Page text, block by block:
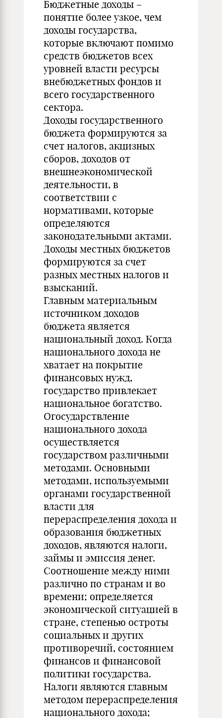
Бюджетные доходы –
понятие более узкое, чем
доходы государства,
которые включают помимо
средств бюджетов всех
уровней власти ресурсы
внебюджетных фондов и
всего государственного
сектора.
Доходы государственного
бюджета формируются за
счет налогов, акцизных
сборов, доходов от
внешнеэкономической
деятельности, в
соответствии с
нормативами, которые
определяются
законодательными актами.
Доходы местных бюджетов
формируются за счет
разных местных налогов и
взысканий.
Главным материальным
источником доходов
бюджета является
национальный доход. Когда
национального дохода не
хватает на покрытие
финансовых нужд,
государство привлекает
национальное богатство.
Огосударствление
национального дохода
осуществляется
государством различными
методами. Основными
методами, используемыми
органами государственной
власти для
перераспределения дохода и
образования бюджетных
доходов, являются налоги,
займы и эмиссия денег.
Соотношение между ними
различно по странам и во
времени; определяется
экономической ситуацией в
стране, степенью остроты
социальных и других
противоречий, состоянием
финансов и финансовой
политики государства.
Налоги являются главным
методом перераспределения
национального дохода;